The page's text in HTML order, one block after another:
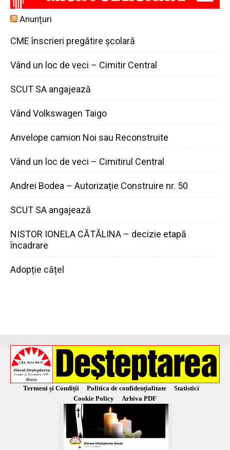
Anunțuri
CME înscrieri pregătire școlară
Vând un loc de veci – Cimitir Central
SCUT SA angajează
Vând Volkswagen Taigo
Anvelope camion Noi sau Reconstruite
Vând un loc de veci – Cimitirul Central
Andrei Bodea – Autorizație Construire nr. 50
SCUT SA angajează
NISTOR IONELA CĂTĂLINA – decizie etapă
încadrare
Adopție cățel
Termeni și Condiții Politica de confidențialitate
Statistici
Cookie Policy
Arhiva PDF